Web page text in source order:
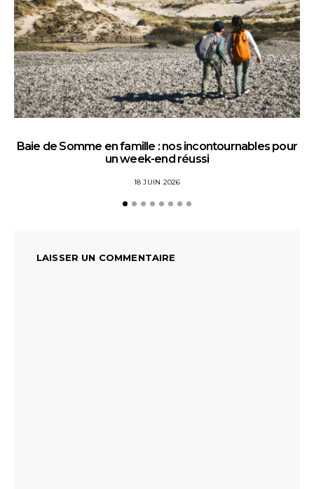
Baie de Somme en famille : nos incontournables pour
un week-end réussi
18 JUIN 2026
LAISSER UN COMMENTAIRE